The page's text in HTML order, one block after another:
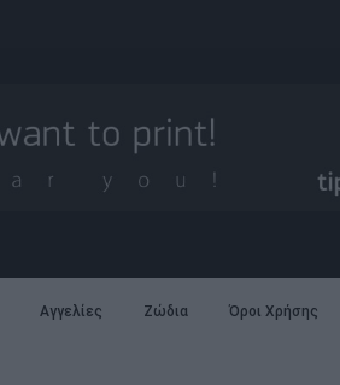
Αγγελίες Ζώδια Όροι Χρήσης